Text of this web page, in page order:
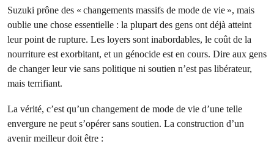
Suzuki prône des « changements massifs de mode de vie », mais
oublie une chose essentielle : la plupart des gens ont déjà atteint
leur point de rupture. Les loyers sont inabordables, le coût de la
nourriture est exorbitant, et un génocide est en cours. Dire aux gens
de changer leur vie sans politique ni soutien n’est pas libérateur,
mais terrifiant.
La vérité, c’est qu’un changement de mode de vie d’une telle
envergure ne peut s’opérer sans soutien. La construction d’un
avenir meilleur doit être :